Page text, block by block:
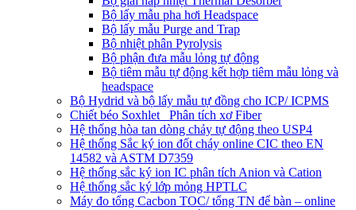
Bộ lấy mẫu pha hơi Headspace
Bộ lấy mẫu Purge and Trap
Bộ nhiệt phân Pyrolysis
Bộ phận đưa mẫu lỏng tự động
Bộ tiêm mẫu tự động kết hợp tiêm mẫu lỏng và
headspace
Bộ Hydrid và bộ lấy mẫu tự đồng cho ICP/ ICPMS
Chiết béo Soxhlet_ Phân tích xơ Fiber
Hệ thống hòa tan dòng chảy tự động theo USP4
Hệ thống Sắc ký ion đốt cháy online CIC theo EN
14582 và ASTM D7359
Hệ thống sắc ký ion IC phân tích Anion và Cation
Hệ thống sắc ký lớp mỏng HPTLC
Máy đo tổng Cacbon TOC/ tổng TN để bàn – online